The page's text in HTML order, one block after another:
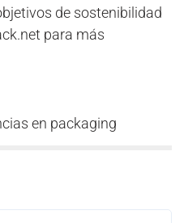
de sostenibilidad
para más
en packaging